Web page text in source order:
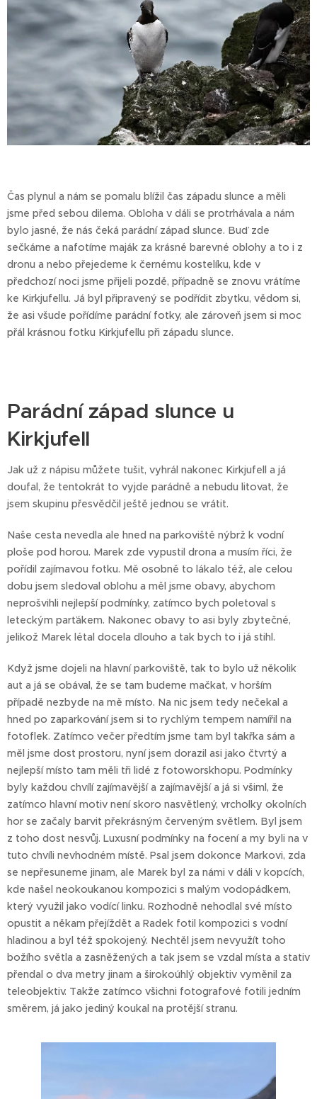
Čas plynul a nám se pomalu blížil čas západu slunce a měli
jsme před sebou dilema. Obloha v dáli se protrhávala a nám
bylo jasné, že nás čeká parádní západ slunce. Buď zde
sečkáme a nafotíme maják za krásné barevné oblohy a to i z
dronu a nebo přejedeme k černému kostelíku, kde v
předchozí noci jsme přijeli pozdě, případně se znovu vrátíme
ke Kirkjufellu. Já byl připravený se podřídit zbytku, vědom si,
že asi všude pořídíme parádní fotky, ale zároveň jsem si moc
přál krásnou fotku Kirkjufellu při západu slunce.
Parádní západ slunce u
Kirkjufell
Jak už z nápisu můžete tušit, vyhrál nakonec Kirkjufell a já
doufal, že tentokrát to vyjde parádně a nebudu litovat, že
jsem skupinu přesvědčil ještě jednou se vrátit.
Naše cesta nevedla ale hned na parkoviště nýbrž k vodní
ploše pod horou. Marek zde vypustil drona a musím říci, že
pořídil zajímavou fotku. Mě osobně to lákalo též, ale celou
dobu jsem sledoval oblohu a měl jsme obavy, abychom
neprošvihli nejlepší podmínky, zatímco bych poletoval s
leteckým parťákem. Nakonec obavy to asi byly zbytečné,
jelikož Marek létal docela dlouho a tak bych to i já stihl.
Když jsme dojeli na hlavní parkoviště, tak to bylo už několik
aut a já se obával, že se tam budeme mačkat, v horším
případě nezbyde na mě místo. Na nic jsem tedy nečekal a
hned po zaparkování jsem si to rychlým tempem namířil na
fotoflek. Zatímco večer předtím jsme tam byl takřka sám a
měl jsme dost prostoru, nyní jsem dorazil asi jako čtvrtý a
nejlepší místo tam měli tři lidé z fotoworskhopu. Podmínky
byly každou chvílí zajímavější a zajímavější a já si všiml, že
zatímco hlavní motiv není skoro nasvětlený, vrcholky okolních
hor se začaly barvit překrásným červeným světlem. Byl jsem
z toho dost nesvůj. Luxusní podmínky na focení a my byli na v
tuto chvíli nevhodném místě. Psal jsem dokonce Markovi, zda
se nepřesuneme jinam, ale Marek byl za námi v dáli v kopcích,
kde našel neokoukanou kompozici s malým vodopádkem,
který využil jako vodící linku. Rozhodně nehodlal své místo
opustit a někam přejíždět a Radek fotil kompozici s vodní
hladinou a byl též spokojený. Nechtěl jsem nevyužít toho
božího světla a zasněžených a tak jsem se vzdal místa a stativ
přendal o dva metry jinam a širokoúhlý objektiv vyměnil za
teleobjektiv. Takže zatímco všichni fotografové fotili jedním
směrem, já jako jediný koukal na protější stranu.